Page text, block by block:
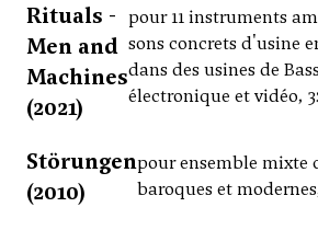
Rituals -
Men and
Machines
(2021)
pour 11 instruments
sons concrets d'usine
dans des usines de
électronique et vidéo,
Störungen
(2010)
pour ensemble
baroques et